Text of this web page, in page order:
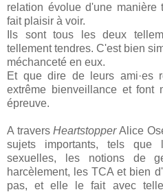
relation évolue d'une manière
fait plaisir à voir.
Ils sont tous les deux
tellement tendres. C'est bien
méchanceté en eux.
Et que dire de leurs ami·es
extrême bienveillance et font
épreuve.
A traversHeartstopperAlice
sujets importants, tels que
sexuelles, les notions de
harcèlement, les TCA et bien
pas, et elle le fait avec